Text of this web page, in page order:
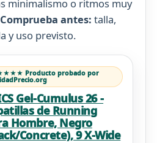
minimalismo o ritmos muy
Comprueba antes: talla,
y uso previsto.
Producto probado por
Gel-Cumulus 26 -
de Running
Hombre, Negro
Concrete), 9 X-Wide